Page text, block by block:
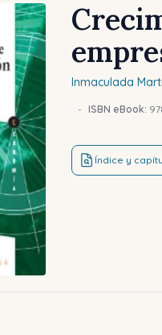
Inmaculada
- ISBN eBook:
Índice y